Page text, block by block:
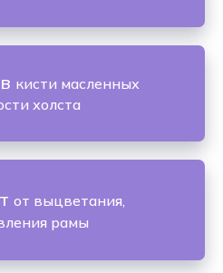
кисти масленных
холста
от выцветания,
рамы